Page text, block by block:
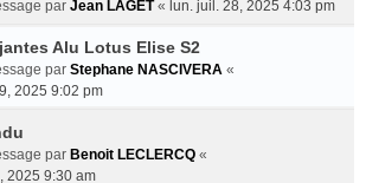
par Jean LAGET« lun. juil. 28, 2025 4:03 pm
Alu Lotus Elise S2
par Stephane NASCIVERA «
2025 9:02 pm
par Benoit LECLERCQ «
2025 9:30 am